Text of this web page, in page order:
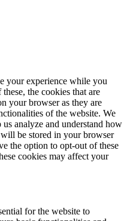
your experience while you
the cookies that are
your browser as they are
of the website. We
analyze and understand how
be stored in your browser
the option to opt-out of these
cookies may affect your
for the website to